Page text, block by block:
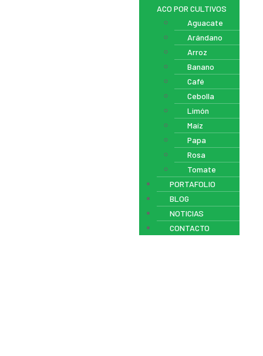
ACO POR CULTIVOS
Aguacate
Arándano
Arroz
Banano
Café
Cebolla
Limón
Maíz
Papa
Rosa
Tomate
PORTAFOLIO
BLOG
NOTICIAS
CONTACTO